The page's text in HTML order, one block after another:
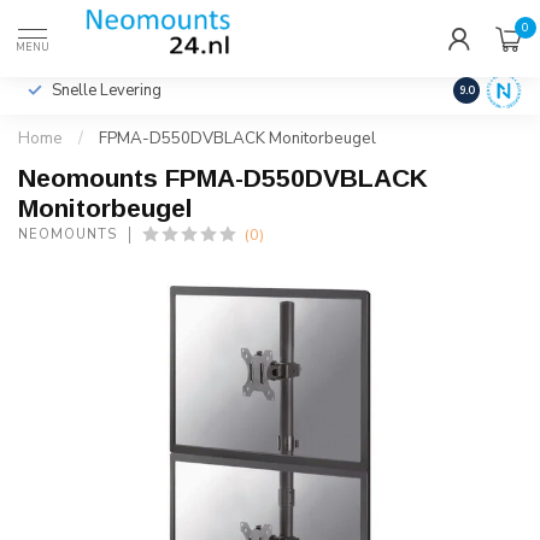
MENU
0
Incl. btw
Snelle Levering Hoge
9.0
Home / FPMA-D550DVBLACK Monitorbeugel
Neomounts FPMA-D550DVBLACK
Monitorbeugel
NEOMOUNTS (0)